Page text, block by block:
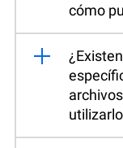
cómo